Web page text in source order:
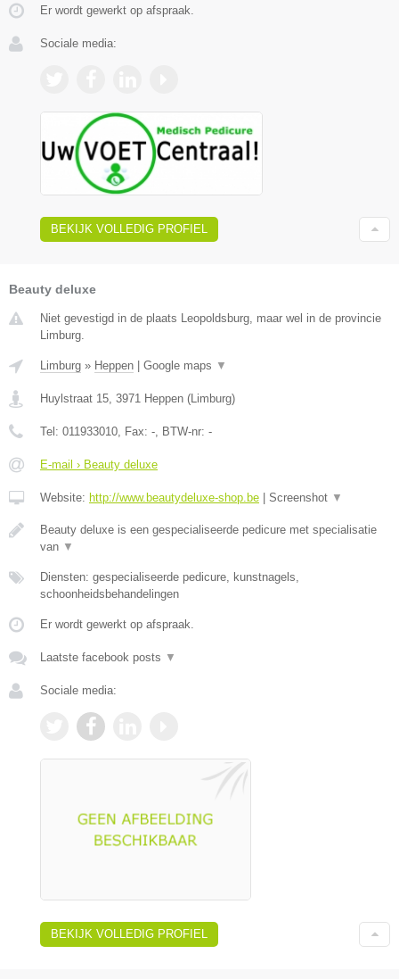
Er wordt gewerkt op afspraak.
Sociale media:
BEKIJK VOLLEDIG PROFIEL
Beauty deluxe
Niet gevestigd in de plaats Leopoldsburg, maar wel in de provincie
Limburg.
Limburg » Heppen Google maps ▼
Huylstraat 15, 3971 Heppen (Limburg)
Tel: 011933010, Fax: -, BTW-nr: -
E-mail › Beauty deluxe
Website: http://www.beautydeluxe-shop.be Screenshot ▼
Beauty deluxe is een gespecialiseerde pedicure met specialisatie
van ▼
Diensten: gespecialiseerde pedicure, kunstnagels,
schoonheidsbehandelingen
Er wordt gewerkt op afspraak.
Laatste facebook posts ▼
Sociale media:
BEKIJK VOLLEDIG PROFIEL